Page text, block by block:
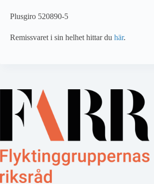
Plusgiro 520890-5
Remissvaret i sin helhet hittar du här.